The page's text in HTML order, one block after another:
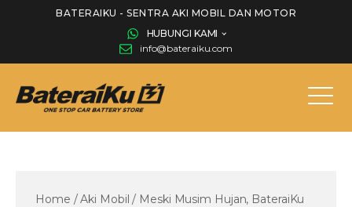
BATERAIKU - SENTRA AKI MOBIL DAN MOTOR
HUBUNGI KAMI
info@bateraiku.com
Home /Aki Mobil / Meski Musim Hujan, BateraiKu